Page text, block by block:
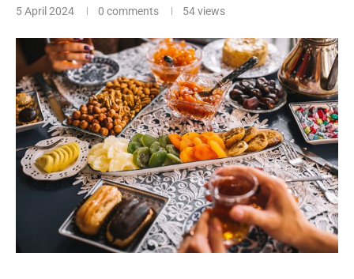
5 April 2024 0 comments 54views